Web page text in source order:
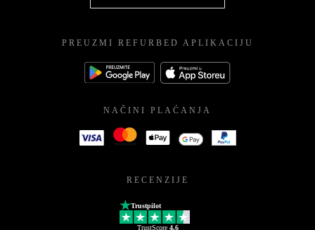
PREUZMI REFURBED APLIKACIJU
NAČINI PLAĆANJA
RECENZIJE
Trustpilot
TrustScore 4.6